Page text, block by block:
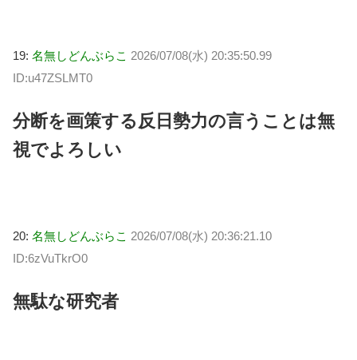
19: 名無しどんぶらこ 2026/07/08(水) 20:35:50.99
ID:u47ZSLMT0
分断を画策する反日勢力の言うことは無
視でよろしい
20: 名無しどんぶらこ 2026/07/08(水) 20:36:21.10
ID:6zVuTkrO0
無駄な研究者